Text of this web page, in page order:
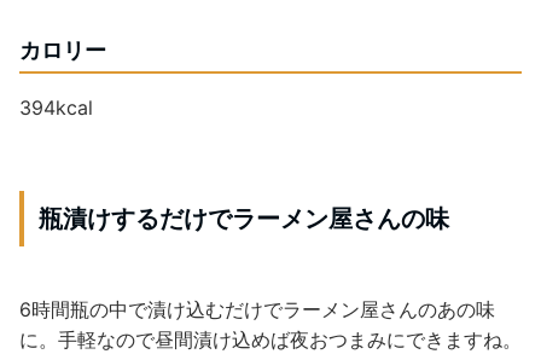
カロリー
394kcal
瓶漬けするだけでラーメン屋さんの味
6時間瓶の中で漬け込むだけでラーメン屋さんのあの味
に。手軽なので昼間漬け込めば夜おつまみにできますね。